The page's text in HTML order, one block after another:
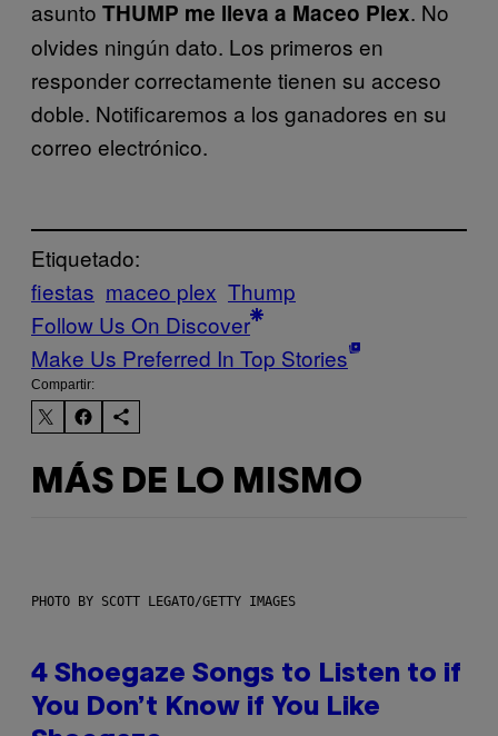
asunto THUMP me lleva a Maceo Plex. No
olvides ningún dato. Los primeros en
responder correctamente tienen su acceso
doble. Notificaremos a los ganadores en su
correo electrónico.
Etiquetado:
fiestas maceo plex Thump
Follow Us On Discover
Make Us Preferred In Top Stories
Compartir:
MÁS DE LO MISMO
PHOTO BY SCOTT LEGATO/GETTY IMAGES
4 Shoegaze Songs to Listen to if
You Don’t Know if You Like